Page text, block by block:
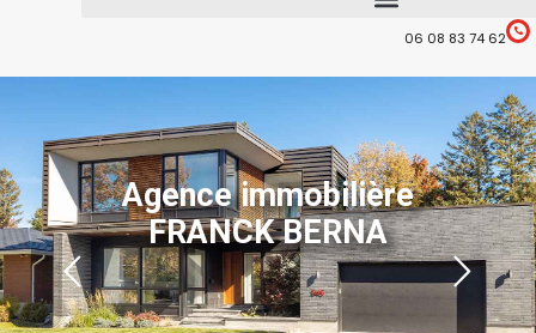
06 08 83 74 62
Agence immobilière
FRANCK BERNA